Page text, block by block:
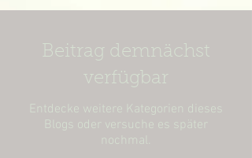
Beitrag demnächst
verfügbar
Entdecke weitere Kategorien dieses
Blogs oder versuche es später
nochmal.